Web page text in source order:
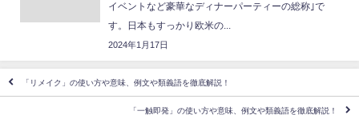
イベントなど豪華なディナーパーティーの総称｣で
す。日本もすっかり欧米の...
2024年1月17日
「リメイク」の使い方や意味、例文や類義語を徹底解説！
「一触即発」の使い方や意味、例文や類義語を徹底解説！